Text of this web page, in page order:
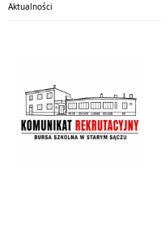
Aktualności